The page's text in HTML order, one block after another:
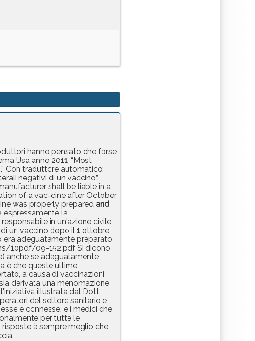
hanno pensato che forse
Usa anno 2011. “Most
Con traduttore automatico:
negativi di un vaccino”.
shall be liable in a
of a vac-cine after October
was properly prepared and
espressamente la
in un'azione civile
un vaccino dopo il 1 ottobre,
era adeguatamente preparato
10pdf/09-152.pdf Si dicono
anche se adeguatamente
è che queste ultime
a causa di vaccinazioni
derivata una menomazione
illustrata dal Dott
del settore sanitario e
e connesse, e i medici che
per tutte le
è sempre meglio che